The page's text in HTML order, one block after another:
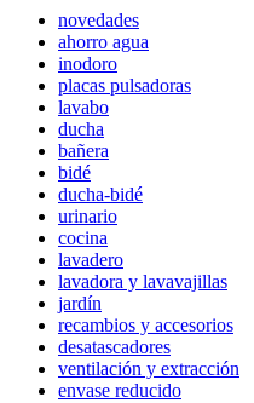
novedades
ahorro agua
inodoro
placas pulsadoras
lavabo
ducha
bañera
bidé
ducha-bidé
urinario
cocina
lavadero
lavadora y lavavajillas
jardín
recambios y accesorios
desatascadores
ventilación y extracción
envase reducido